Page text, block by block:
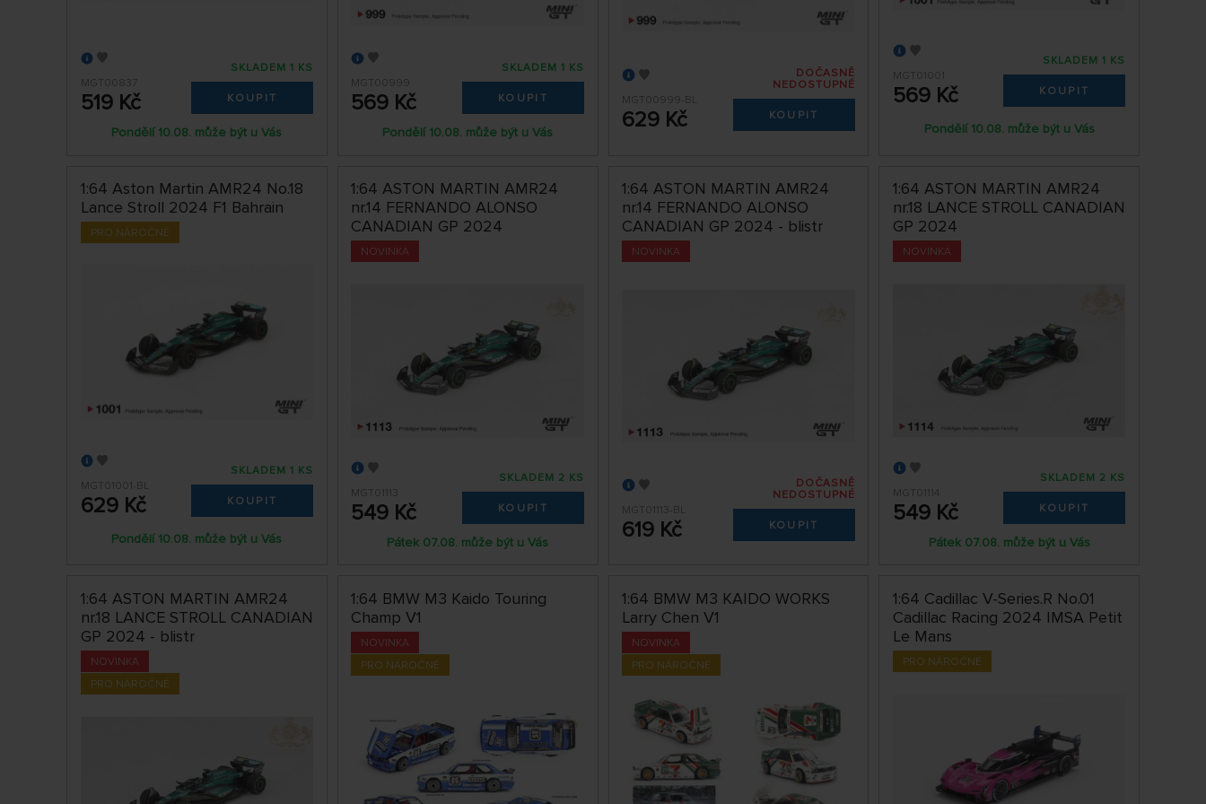
MGT00837
519 Kč
SKLADEM 1 KS
KOUPIT
Pondělí 10.08. může být u Vás
MGT00999
569 Kč
SKLADEM 1 KS
KOUPIT
Pondělí 10.08. může být u Vás
MGT00999-BL
629 Kč
DOČASNĚ
NEDOSTUPNÉ
KOUPIT
MGT01001
569 Kč
SKLADEM 1 KS
KOUPIT
Pondělí 10.08. může být u Vás
1:64 Aston Martin AMR24 No.18
Lance Stroll 2024 F1 Bahrain
PRO NÁROČNÉ
MGT01001-BL
629 Kč
SKLADEM 1 KS
KOUPIT
Pondělí 10.08. může být u Vás
1:64 ASTON MARTIN AMR24
nr.14 FERNANDO ALONSO
CANADIAN GP 2024
NOVINKA
MGT01113
549 Kč
SKLADEM 2 KS
KOUPIT
Pátek 07.08. může být u Vás
1:64 ASTON MARTIN AMR24
nr.14 FERNANDO ALONSO
CANADIAN GP 2024 - blistr
NOVINKA
MGT01113-BL
619 Kč
DOČASNĚ
NEDOSTUPNÉ
KOUPIT
1:64 ASTON MARTIN AMR24
nr.18 LANCE STROLL CANADIAN
GP 2024
NOVINKA
MGT01114
549 Kč
SKLADEM 2 KS
KOUPIT
Pátek 07.08. může být u Vás
1:64 ASTON MARTIN AMR24
nr.18 LANCE STROLL CANADIAN
GP 2024 - blistr
NOVINKA
PRO NÁROČNÉ
1:64 BMW M3 Kaido Touring
Champ V1
NOVINKA
PRO NÁROČNÉ
1:64 BMW M3 KAIDO WORKS
Larry Chen V1
NOVINKA
PRO NÁROČNÉ
1:64 Cadillac V-Series.R No.01
Cadillac Racing 2024 IMSA Petit
Le Mans
PRO NÁROČNÉ